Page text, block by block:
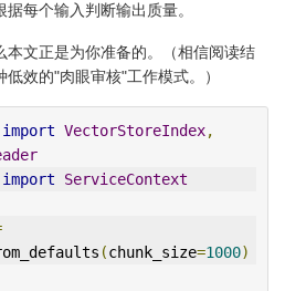
每个输入判断输出质量。
本文正是为你准备的。（相信阅读结
效的"肉眼审核"工作模式。）
import VectorStoreIndex,
import ServiceContext
(chunk_size=1000)